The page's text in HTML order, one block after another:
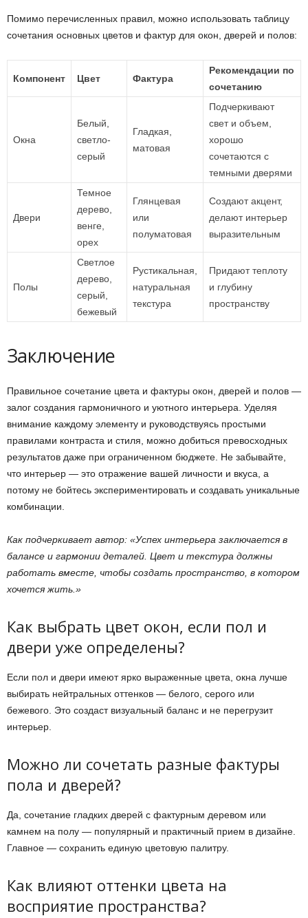
Помимо перечисленных правил, можно использовать таблицу
сочетания основных цветов и фактур для окон, дверей и полов:
Компонент Цвет Фактура
Рекомендации по
сочетанию
Окна
Белый,
светло-
серый
Гладкая,
матовая
Подчеркивают
свет и объем,
хорошо
сочетаются с
темными дверями
Двери
Темное
дерево,
венге,
орех
Глянцевая
или
полуматовая
Создают акцент,
делают интерьер
выразительным
Полы
Светлое
дерево,
серый,
бежевый
Рустикальная,
натуральная
текстура
Придают теплоту
и глубину
пространству
Заключение
Правильное сочетание цвета и фактуры окон, дверей и полов —
залог создания гармоничного и уютного интерьера. Уделяя
внимание каждому элементу и руководствуясь простыми
правилами контраста и стиля, можно добиться превосходных
результатов даже при ограниченном бюджете. Не забывайте,
что интерьер — это отражение вашей личности и вкуса, а
потому не бойтесь экспериментировать и создавать уникальные
комбинации.
Как подчеркивает автор: «Успех интерьера заключается в
балансе и гармонии деталей. Цвет и текстура должны
работать вместе, чтобы создать пространство, в котором
хочется жить.»
Как выбрать цвет окон, если пол и
двери уже определены?
Если пол и двери имеют ярко выраженные цвета, окна лучше
выбирать нейтральных оттенков — белого, серого или
бежевого. Это создаст визуальный баланс и не перегрузит
интерьер.
Можно ли сочетать разные фактуры
пола и дверей?
Да, сочетание гладких дверей с фактурным деревом или
камнем на полу — популярный и практичный прием в дизайне.
Главное — сохранить единую цветовую палитру.
Как влияют оттенки цвета на
восприятие пространства?